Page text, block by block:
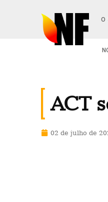
O
ACT
02 de julho de